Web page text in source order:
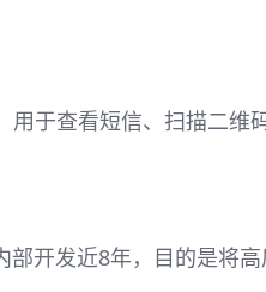
于查看短信、扫描二维
开发近8年，目的是将高